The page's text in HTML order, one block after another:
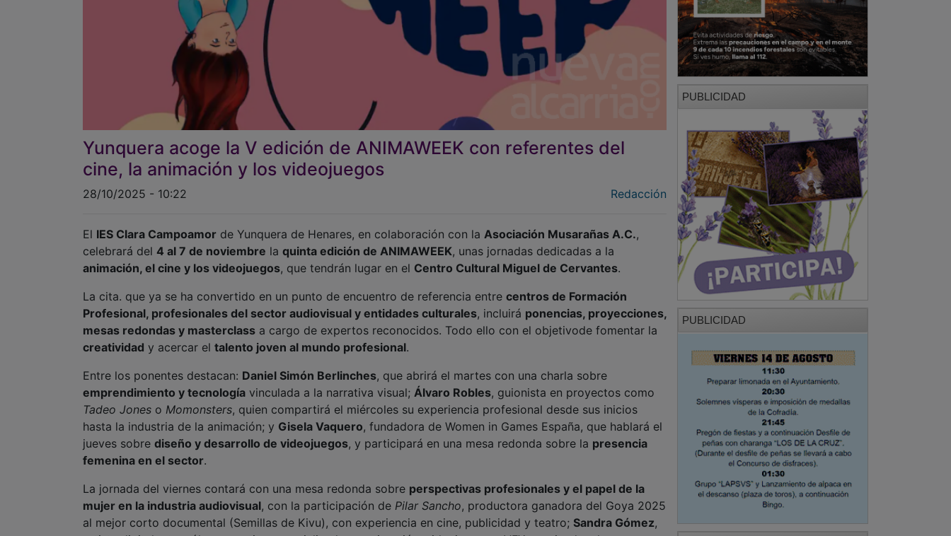
Yunquera acoge la V edición de ANIMAWEEK con referentes del
cine, la animación y los videojuegos
28/10/2025 - 10:22 Redacción
El IES Clara Campoamor de Yunquera de Henares, en colaboración con la Asociación Musarañas A.C.,
celebrará del 4 al 7 de noviembre la quinta edición de ANIMAWEEK, unas jornadas dedicadas a la
animación, el cine y los videojuegos, que tendrán lugar en el Centro Cultural Miguel de Cervantes.
La cita. que ya se ha convertido en un punto de encuentro de referencia entre centros de Formación
Profesional, profesionales del sector audiovisual y entidades culturales, incluirá ponencias, proyecciones,
mesas redondas y masterclass a cargo de expertos reconocidos. Todo ello con el objetivode fomentar la
creatividad y acercar el talento joven al mundo profesional.
Entre los ponentes destacan: Daniel Simón Berlinches, que abrirá el martes con una charla sobre
emprendimiento y tecnología vinculada a la narrativa visual; Álvaro Robles, guionista en proyectos como
Tadeo Jones o Momonsters, quien compartirá el miércoles su experiencia profesional desde sus inicios
hasta la industria de la animación; y Gisela Vaquero, fundadora de Women in Games España, que hablará el
jueves sobre diseño y desarrollo de videojuegos, y participará en una mesa redonda sobre la presencia
femenina en el sector.
La jornada del viernes contará con una mesa redonda sobre perspectivas profesionales y el papel de la
mujer en la industria audiovisual, con la participación de Pilar Sancho, productora ganadora del Goya 2025
al mejor corto documental (Semillas de Kivu), con experiencia en cine, publicidad y teatro; Sandra Gómez,
PUBLICIDAD
PUBLICIDAD